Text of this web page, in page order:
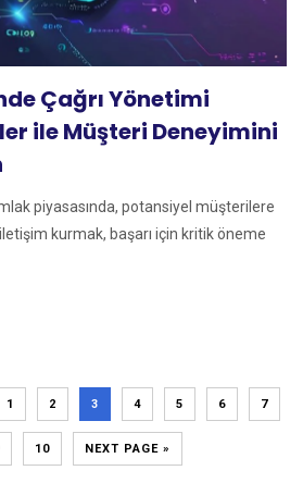
Çağrı Yönetimi
ile Müşteri Deneyimini
piyasasında, potansiyel müşterilere
kurmak, başarı için kritik öneme
1 2 3 4 5 6 7
10 NEXT PAGE »